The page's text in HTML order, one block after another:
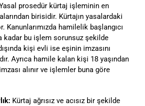
prosedür kürtaj işleminin en
birisidir. Kürtajın yasalardaki
Kanunlarımızda hamilelik başlangıcı
kadar bu işlem sorunsuz şekilde
kişi evli ise eşinin imzasını
Ayrıca hamile kalan kişi 18 yaşından
alınır ve işlemler buna göre
Kürtaj ağrısız ve acısız bir şekilde